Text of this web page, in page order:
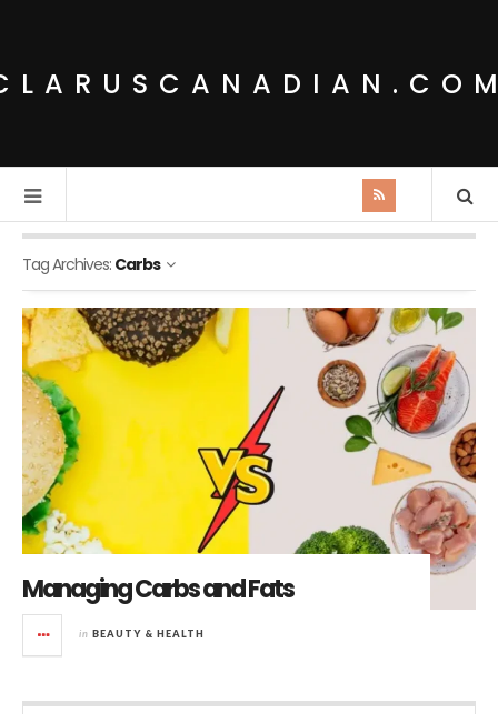
Tag Archives: Carbs
Managing Carbs and Fats
in BEAUTY & HEALTH